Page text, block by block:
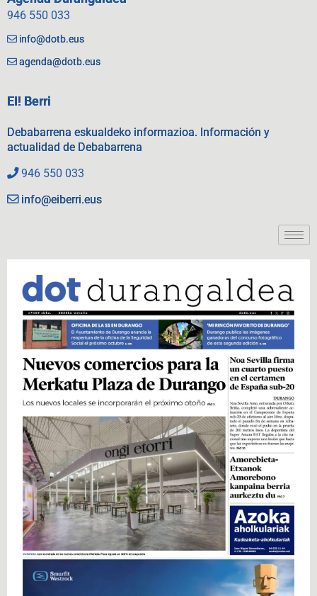
946 550 033
info@dotb.eus
agenda@dotb.eus
EI! Berri
Debabarrena eskualdeko informazioa. Información y
actualidad de Debabarrena
946 550 033
info@eiberri.eus